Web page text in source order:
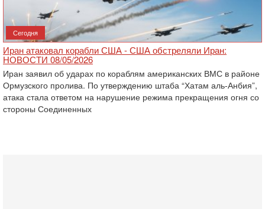
Сегодня
Иран атаковал корабли США - США обстреляли Иран:
НОВОСТИ 08/05/2026
Иран заявил об ударах по кораблям американских ВМС в районе
Ормузского пролива. По утверждению штаба “Хатам аль-Анбия”,
атака стала ответом на нарушение режима прекращения огня со
стороны Соединенных